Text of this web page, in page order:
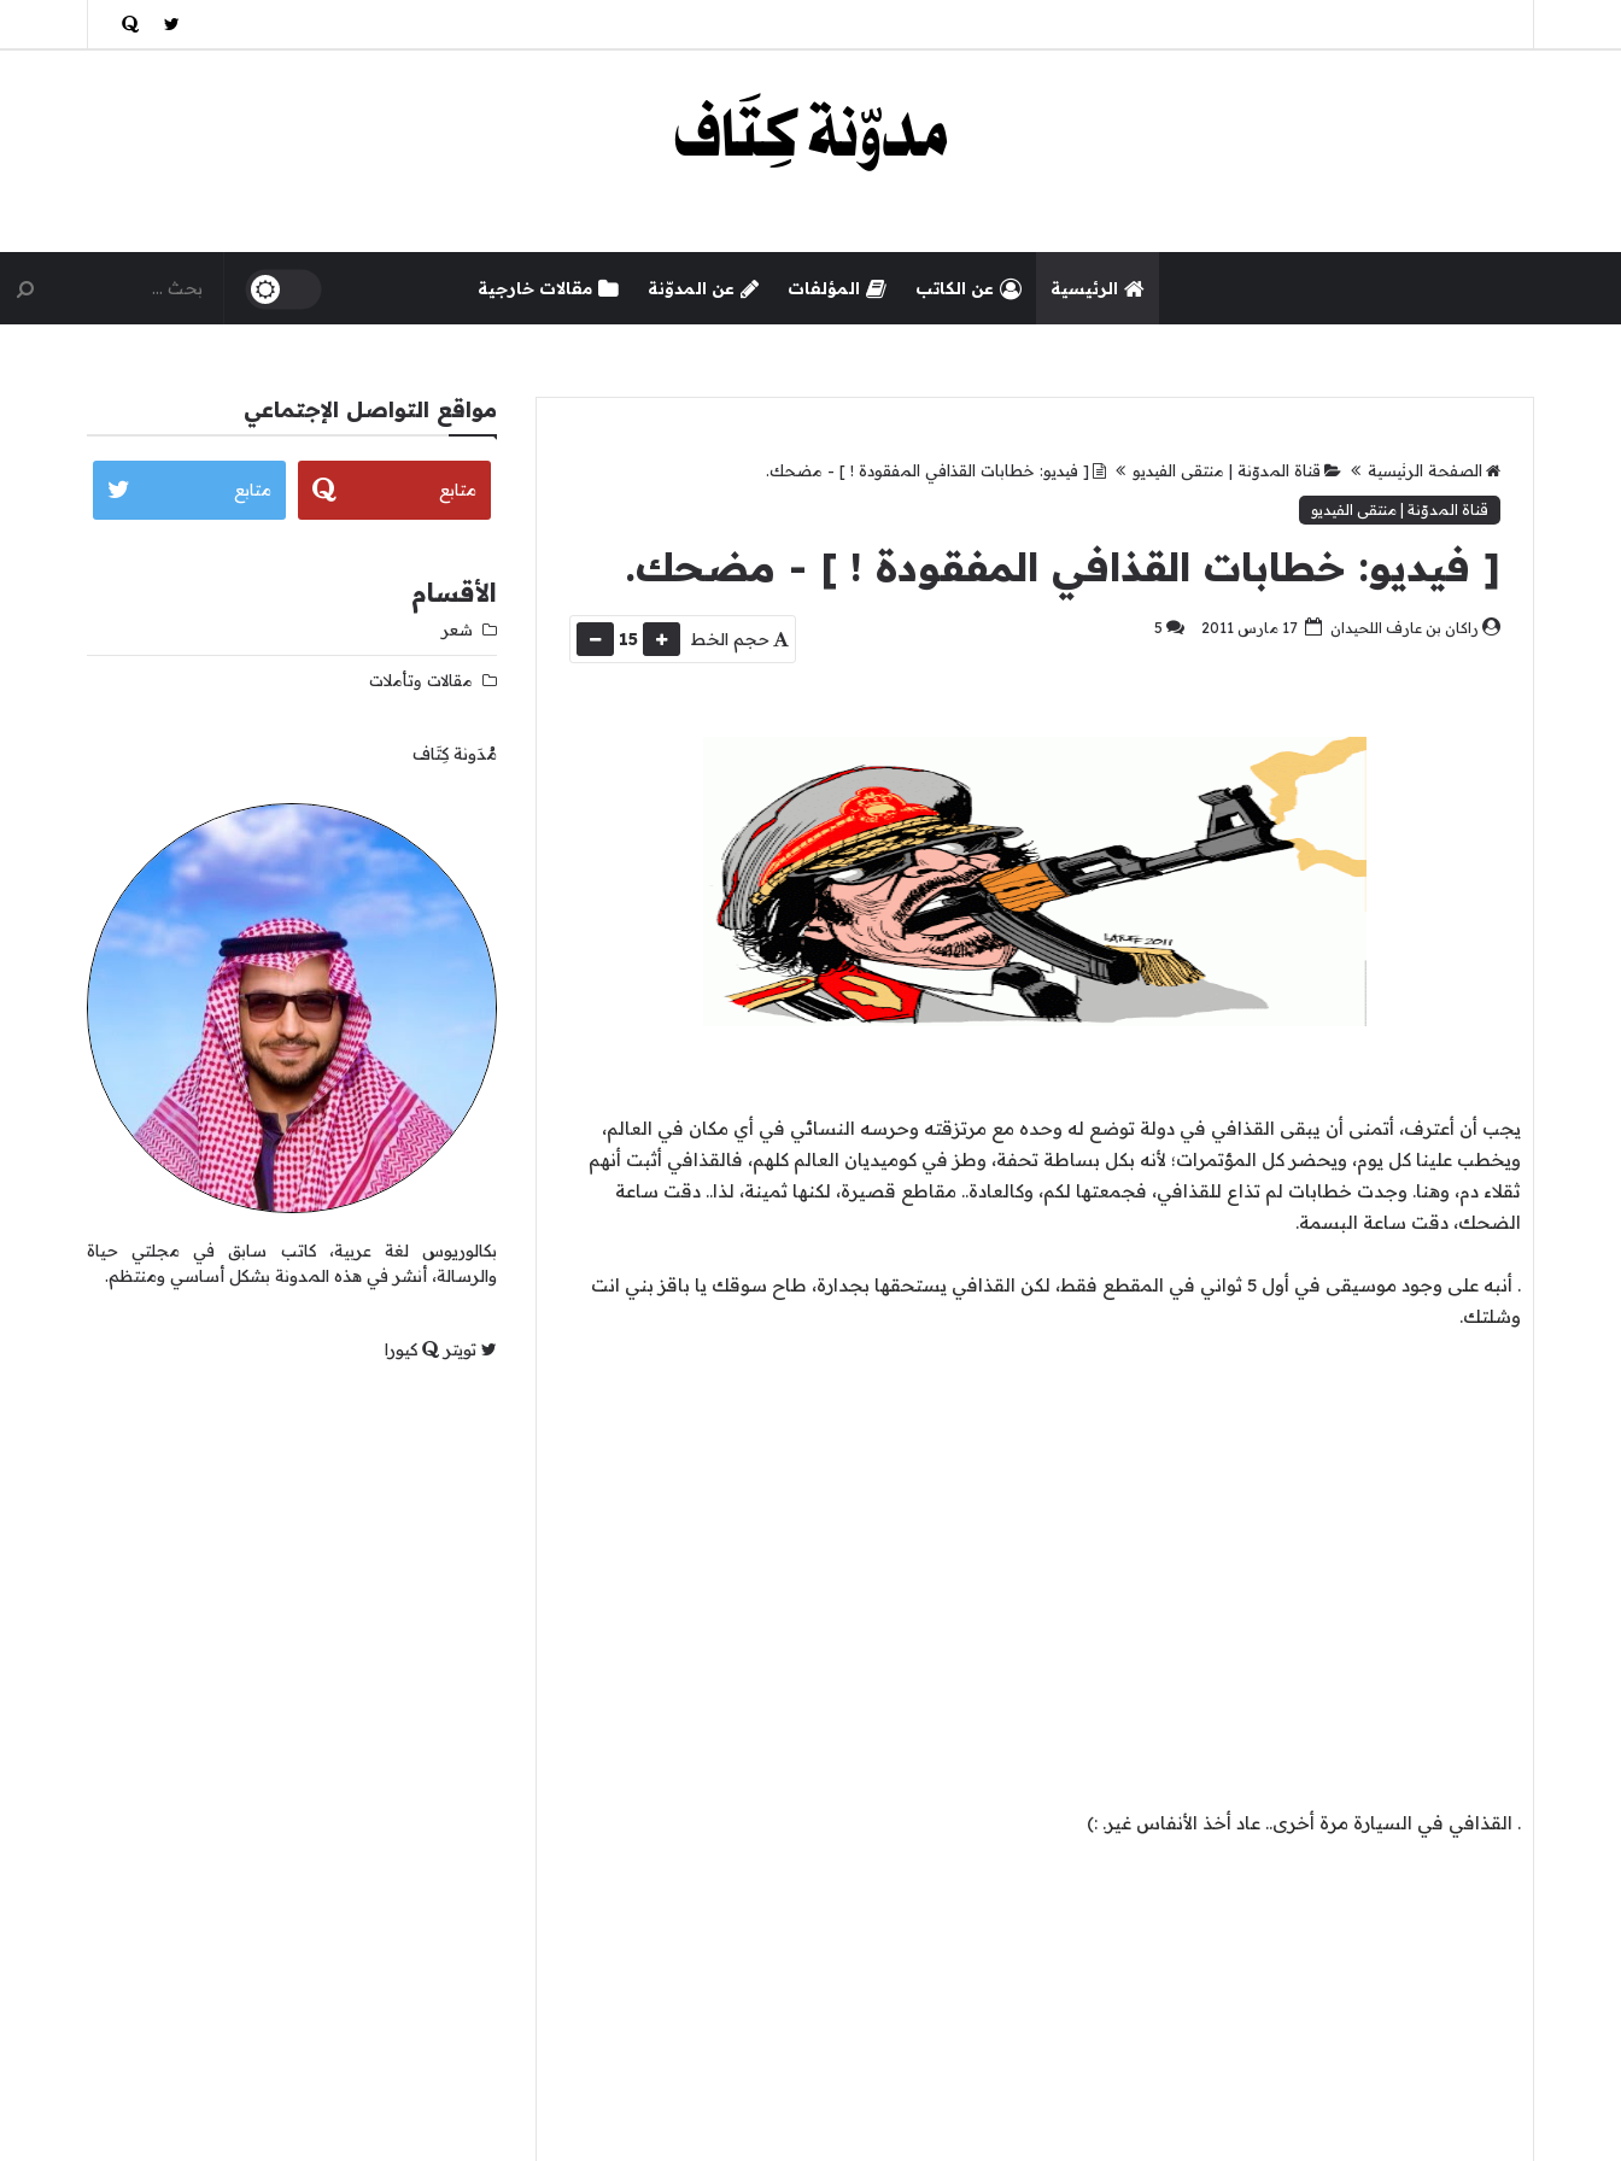
الرئيسية عن الكاتب المؤلفات عن المدوّنة مقالات خارجية
الصفحة الرئيسية قناة المدوّنة | منتقى الفيديو [ فيديو: خطابات القذافي المفقودة ! ] - مضحك.
قناة المدوّنة | منتقى الفيديو
[ فيديو: خطابات القذافي المفقودة ! ] - مضحك.
راكان بن عارف اللحيدان 5 حجم الخط 15
يجب أن أعترف، أتمنى أن يبقى القذافي في دولة توضع له وحده مع مرتزقته وحرسه النسائي في أي مكان في العالم،
ويخطب علينا كل يوم، ويحضر كل المؤتمرات؛ لأنه بكل بساطة تحفة، وطز في كوميديان العالم كلهم، فالقذافي أثبت أنهم
ثقلاء دم، وهنا. وجدت خطابات لم تذاع للقذافي، فجمعتها لكم، وكالعادة.. مقاطع قصيرة، لكنها ثمينة، لذا.. دقت ساعة
الضحك، دقت ساعة البسمة.
. أنبه على وجود موسيقى في أول 5 ثواني في المقطع فقط، لكن القذافي يستحقها بجدارة، طاح سوقك يا باقز بني انت
وشلتك.
. القذافي في السيارة مرة أخرى.. عاد أخذ الأنفاس غير. :)
مواقع التواصل الإجتماعي
متابع متابع
الأقسام
شعر
مقالات وتأملات
مُدَونة كِتَاف
بكالوريوس لغة عربية، كاتب سابق في مجلتي حياة
والرسالة، أنشر في هذه المدونة بشكل أساسي ومنتظم.
تويتر كيورا